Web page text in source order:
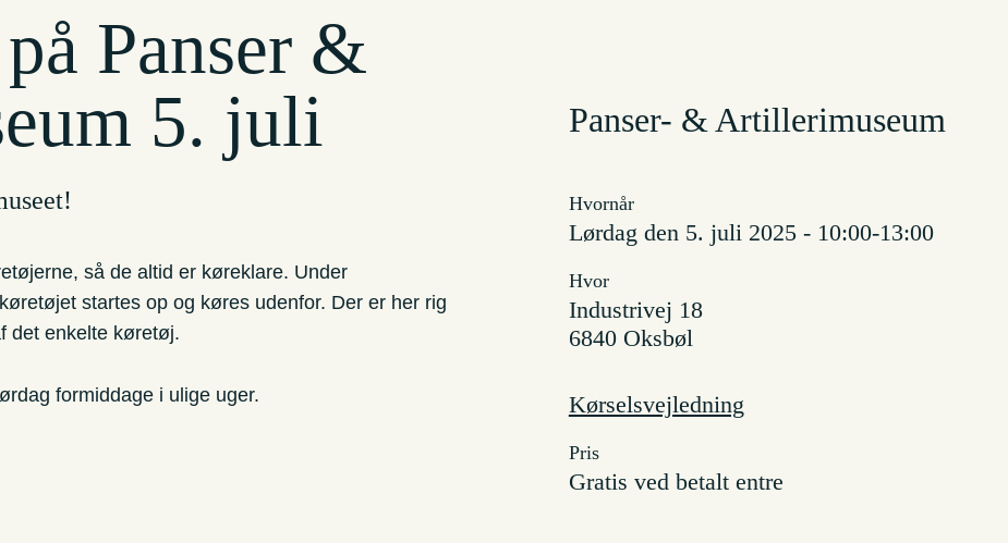
Panser &
5. juli
så de altid er køreklare. Under
startes op og køres udenfor. Der er her rig
det enkelte køretøj.
formiddage i ulige uger.
Panser- & Artillerimuseum
Hvornår
lørdag den 5. juli 2025 - 10:00-13:00
Hvor
Industrivej 18
6840 Oksbøl
Kørselsvejledning
Pris
Gratis ved betalt entre